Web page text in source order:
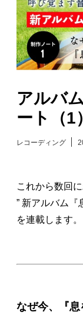
作品
オン
日々のレ
プロフィ
演奏依頼
アルバ
ート（1）
レコーディング
これから数回に
” 新アルバム『
を連載します
なぜ今、『